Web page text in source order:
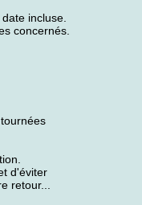
incluse.
concernés.
d'éviter
retour...